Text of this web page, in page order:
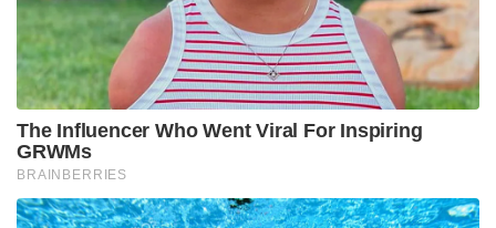
The Influencer Who Went Viral For Inspiring
GRWMs
BRAINBERRIES